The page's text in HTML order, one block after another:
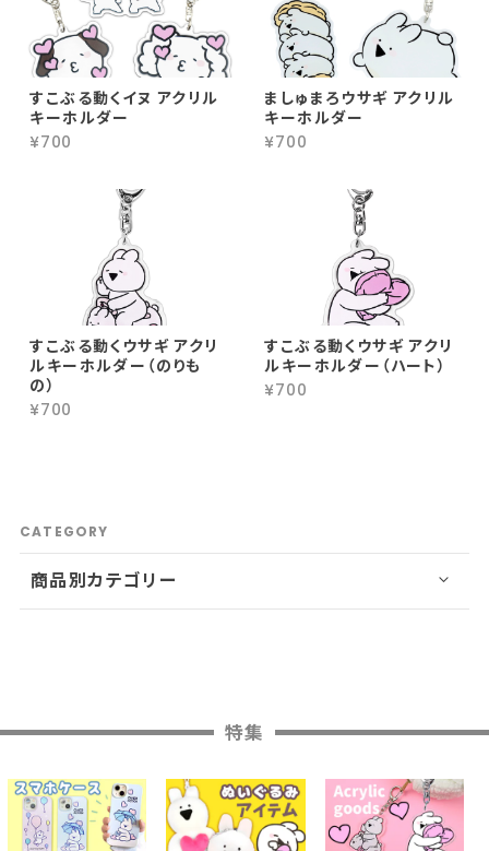
すこぶる動くイヌ アクリル
キーホルダー
¥700
ましゅまろウサギ アクリル
キーホルダー
¥700
すこぶる動くウサギ アクリ
ルキーホルダー（のりも
の）
¥700
すこぶる動くウサギ アクリ
ルキーホルダー（ハート）
¥700
CATEGORY
商品別カテゴリー
特集